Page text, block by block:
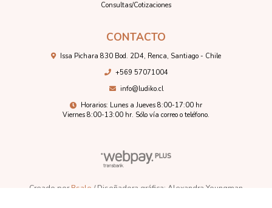
Consultas/Cotizaciones
CONTACTO
Issa Pichara 830 Bod. 2D4, Renca, Santiago - Chile
+569 57071004
info@ludiko.cl
Horarios: Lunes a Jueves 8:00-17:00 hr
Viernes 8:00-13:00 hr. Sólo vía correo o teléfono.
Creado porBsale / Diseñadora gráfica: Alexandra Youngman